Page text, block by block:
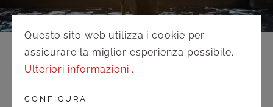
Assistenza
Questo sito web utilizza i cookie per
assicurare la miglior esperienza possibile.
Ulteriori informazioni...
CONFIGURA